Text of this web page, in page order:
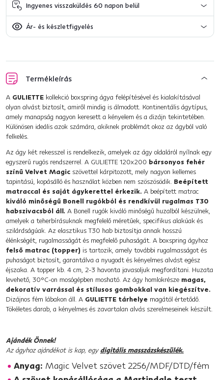
Ingyenes visszaküldés 60 napon belül
Ár- és készletfigyelés
Termékleírás
A GULIETTE kollekció boxspring ágya felépítésével és kialakításával
olyan alvást biztosít, amiről mindig is álmodott. Kontinentális ágytípus,
amely manapság nagyon keresett a kényelem és a dizájn tekintetében.
Különösen ideális azok számára, akiknek problémát okoz az ágyból való
felkelés.
Az ágy két rekesszel is rendelkezik, amelyek az ágy oldaláról nyílnak egy
egyszerű rugós rendszerrel. A GULIETTE 120x200 bársonyos fehér
színű Velvet Magic szövettel kárpitozott, mely nagyon kellemes
tapintású, kopásálló és használat közben nem szöszösödik. Beépített
matraccal és saját ágykerettel érkezik. A beépített matrac
kiváló minőségű Bonell rugókból és rendkívül rugalmas T30
habszivacsból áll. A Bonell rugók kiváló minőségű huzalból készülnek,
amelyek a teherbírásuknak megfelelő méretűek, specifikus alakúak és
szilárdságúak. Az elasztikus T30 hab biztosítja annak hosszú
élénkségét, rugalmasságát és megfelelő puhaságát. A boxspring ágyhoz
felső matrac (topper) is tartozik, amely további rugalmasságot és
puhaságot biztosít, garantálva a nyugodt és kényelmes alvást egész
éjszaka. A topper kb. 4 cm, 2-3 havonta javasoljuk megfordítani. Huzata
levehető, 30°C-on mosógépben mosható. Az ágy homlokrésze magas,
dekoratív varrással és stílusos gombokkal van kiegészítve.
Dizájnos fém lábakon áll. A GULIETTE tárhelye magától értetődő.
Tökéletes darab, a kényelmes és zavartalan alvás szerelmeseinek készült.
Ajándék Önnek!
Az ágyhoz ajándékot is kap, egy digitális masszázskészülék.
Anyag: Magic Velvet szövet 2256/MDF/DTD/fém